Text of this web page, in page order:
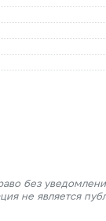
без
не является